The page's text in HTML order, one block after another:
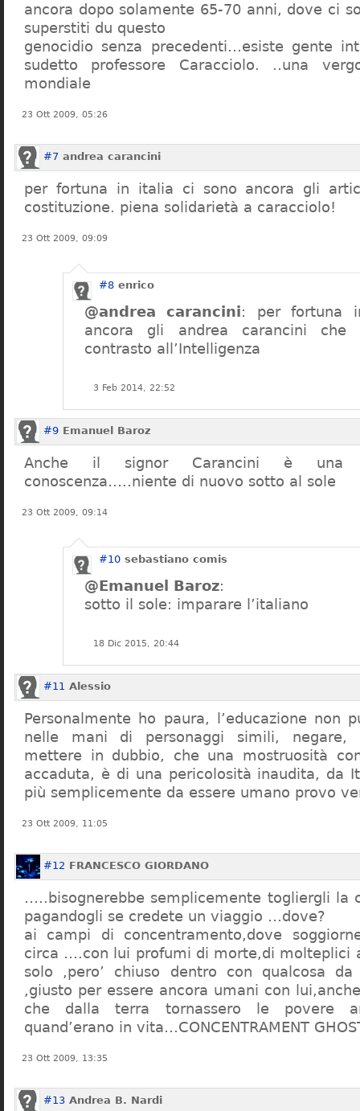
ancora dopo solamente 65-70 anni, dove ci
superstiti du questo
genocidio senza precedenti…esiste gente
sudetto professore Caracciolo. ..una
mondiale
23 Ott 2009, 05:26
#7 andrea carancini
per fortuna in italia ci sono ancora gli
costituzione. piena solidarietà a caracciolo!
23 Ott 2009, 09:09
#8 enrico
@andrea carancini: per fortuna
ancora gli andrea carancini
contrasto all’Intelligenza
3 Feb 2014, 22:52
#9 Emanuel Baroz
Anche il signor Carancini è una
conoscenza…..niente di nuovo sotto al sole
23 Ott 2009, 09:14
#10 sebastiano comis
@Emanuel Baroz:
sotto il sole: imparare l’italiano
18 Dic 2015, 20:44
#11 Alessio
Personalmente ho paura, l’educazione non
nelle mani di personaggi simili, negare,
mettere in dubbio, che una mostruosità
accaduta, è di una pericolosità inaudita, da
più semplicemente da essere umano provo
23 Ott 2009, 11:05
#12 FRANCESCO GIORDANO
…..bisognerebbe semplicemente togliergli la
pagandogli se credete un viaggio …dove?
ai campi di concentramento,dove
circa ….con lui profumi di morte,di molteplici
solo ,pero’ chiuso dentro con qualcosa
,giusto per essere ancora umani con
che dalla terra tornassero le povere
quand’erano in vita…CONCENTRAMENT
23 Ott 2009, 13:35
#13 Andrea B. Nardi